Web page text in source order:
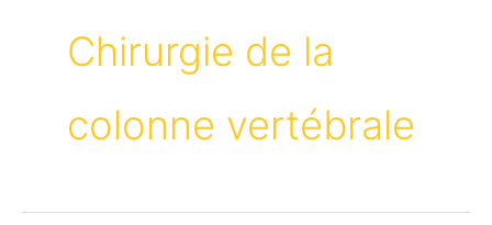
Chirurgie de la
colonne vertébrale